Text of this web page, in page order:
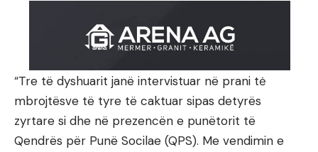
“Tre të dyshuarit janë intervistuar në prani tė
mbrojtësve të tyre të caktuar sipas detyrës
zyrtare si dhe në prezencën e punëtorit të
Qendrës për Punë Socilae (QPS). Me vendimin e